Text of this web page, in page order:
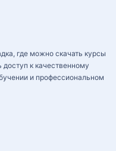
где можно скачать курсы
к качественному
и профессиональном